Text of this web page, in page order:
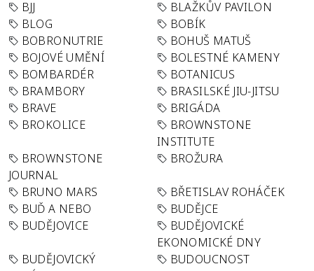
BJJ
BLAŽKŮV PAVILON
BLOG
BOBÍK
BOBRONUTRIE
BOHUŠ MATUŠ
BOJOVÉ UMĚNÍ
BOLESTNÉ KAMENY
BOMBARDÉR
BOTANICUS
BRAMBORY
BRASILSKÉ JIU-JITSU
BRAVE
BRIGÁDA
BROKOLICE
BROWNSTONE
INSTITUTE
BROWNSTONE
JOURNAL
BROŽURA
BRUNO MARS
BŘETISLAV ROHÁČEK
BUĎ A NEBO
BUDĚJCE
BUDĚJOVICE
BUDĚJOVICKÉ
EKONOMICKÉ DNY
BUDĚJOVICKÝ
BUDOUCNOST